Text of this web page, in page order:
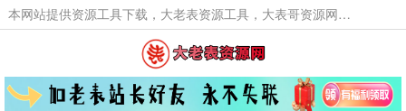
本网站提供资源工具下载，大老表资源工具，大表哥资源网软件工具，大老表资源下载，活动线报福利资源分享,活动线报，大型网游经典游戏，网络热门技术游戏辅助交流与分享。